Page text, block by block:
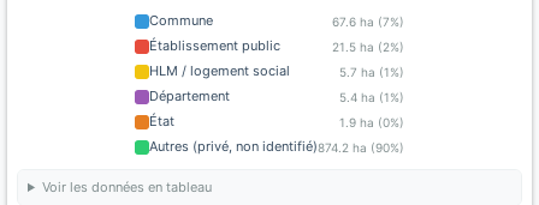
Commune 67.6 ha (7%)
Établissement public 21.5 ha (2%)
HLM / logement social 5.7 ha (1%)
Département 5.4 ha (1%)
État 1.9 ha (0%)
Autres (privé, non identifié)874.2 ha (90%)
Voir les données en tableau